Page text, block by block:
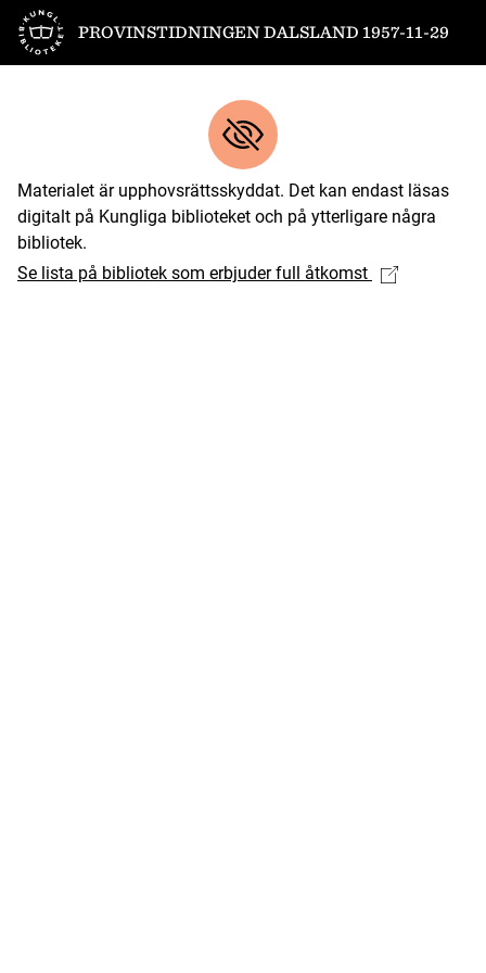
Till startsidan
PROVINSTIDNINGEN DALSLAND 1957-11-29
Materialet är upphovsrättsskyddat. Det kan endast läsas
digitalt på Kungliga biblioteket och på ytterligare några
bibliotek.
Se lista på bibliotek som erbjuder full åtkomst